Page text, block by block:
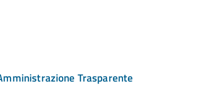
Trasparente